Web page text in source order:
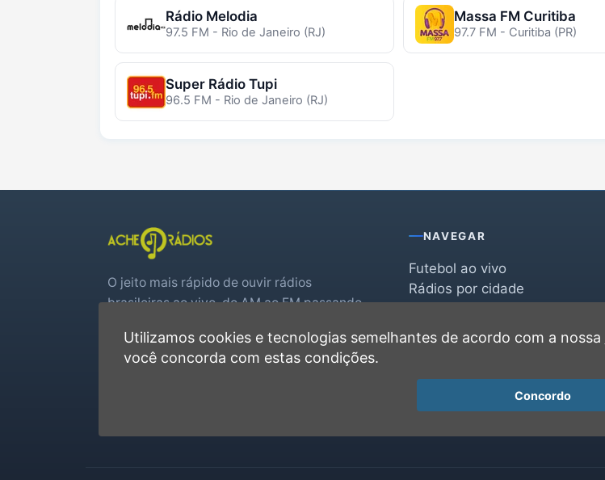
Rádio Melodia
97.5 FM - Rio de Janeiro (RJ)
Massa FM Curitiba
97.7 FM - Curitiba (PR)
Super Rádio Tupi
96.5 FM - Rio de Janeiro (RJ)
O jeito mais rápido de ouvir rádios
brasileiras ao vivo, do AM ao FM passando
real.
NAVEGAR
Futebol ao vivo
Rádios por cidade
Favoritas
Utilizamos cookies e tecnologias semelhantes de acordo com a nossa
você concorda com estas condições.
Concordo